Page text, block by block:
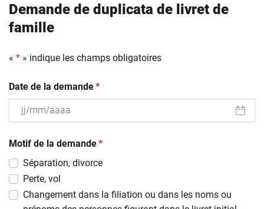
Demande de duplicata de livret de
famille
« * » indique les champs obligatoires
Date de la demande(obligatoire)
*
slash
MM
slash
AAAA
Motif de la demande(obligatoire)
*
Séparation, divorce
Perte, vol
Changement dans la filiation ou dans les noms ou